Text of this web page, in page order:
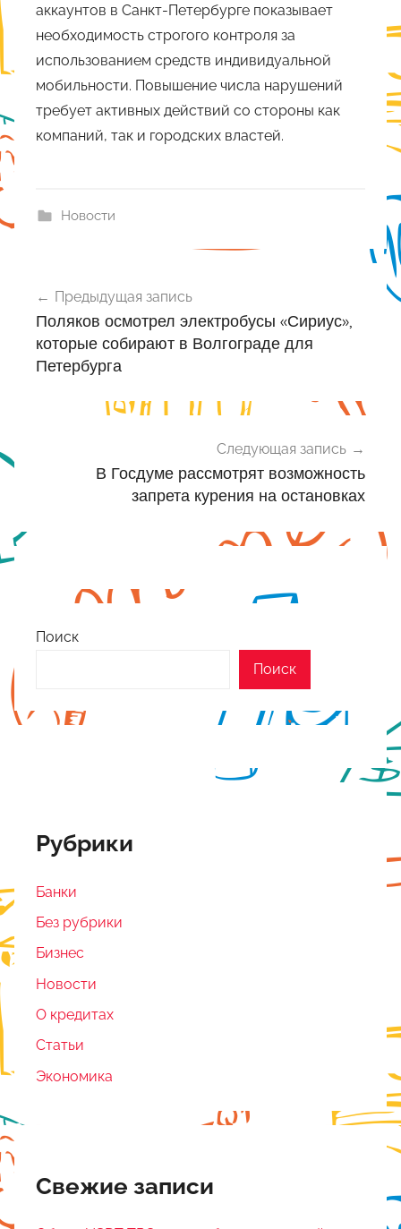
аккаунтов в Санкт-Петербурге показывает
необходимость строгого контроля за
использованием средств индивидуальной
мобильности. Повышение числа нарушений
требует активных действий со стороны как
компаний, так и городских властей.
Новости
по
записям
Предыдущая запись
Поляков осмотрел электробусы «Сириус»,
которые собирают в Волгограде для
Петербурга
Следующая запись
В Госдуме рассмотрят возможность
запрета курения на остановках
Поиск
Поиск
Рубрики
Банки
Без рубрики
Бизнес
Новости
О кредитах
Статьи
Экономика
Свежие записи